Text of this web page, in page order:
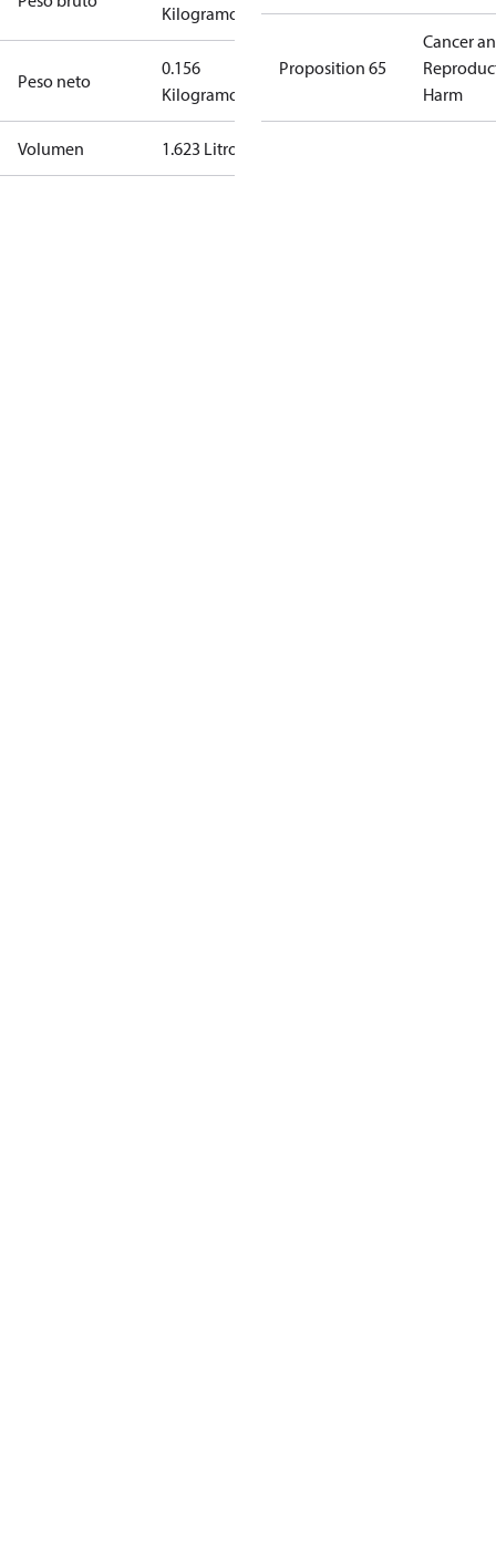
Kilogramo
Peso neto
0.156
Kilogramo
Volumen 1.623 Litro
Proposition 65
Cancer
Harm